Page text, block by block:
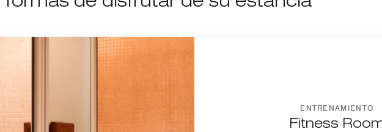
ENTRENAMIENTO
Fitness